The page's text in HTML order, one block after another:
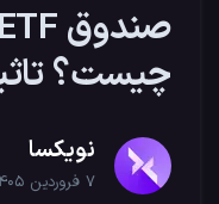
چیست؟
نویکسا
۷ فروردین ۱۴۰۵